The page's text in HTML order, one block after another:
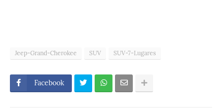
Jeep-Grand-Cherokee SUV SUV-7-Lugares
Facebook